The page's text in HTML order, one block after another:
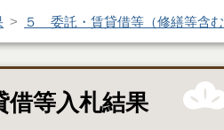
５ 委託・賃貸借等（修繕等含む
等入札結果